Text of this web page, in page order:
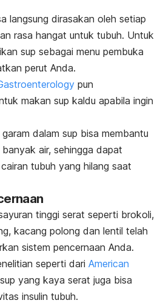
langsung dirasakan oleh setiap
rasa hangat untuk tubuh. Untuk
sup sebagai menu pembuka
perut Anda.
pun
makan sup kaldu apabila ingin
dalam sup bisa membantu
air, sehingga dapat
tubuh yang hilang saat
tinggi serat seperti brokoli,
kacang polong dan lentil telah
sistem pencernaan Anda.
seperti dari American
yang kaya serat juga bisa
insulin tubuh.